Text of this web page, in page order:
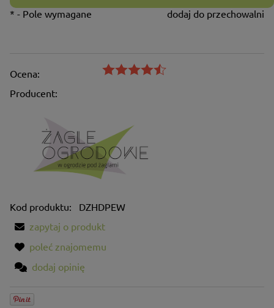
dodaj do przechowalni
* - Pole wymagane
Ocena:
Producent:
Kod produktu:
DZHDPEW
zapytaj o produkt
poleć znajomemu
dodaj opinię